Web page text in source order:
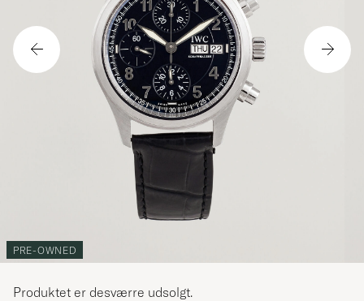
PRE-OWNED
Produktet er desværre udsolgt.